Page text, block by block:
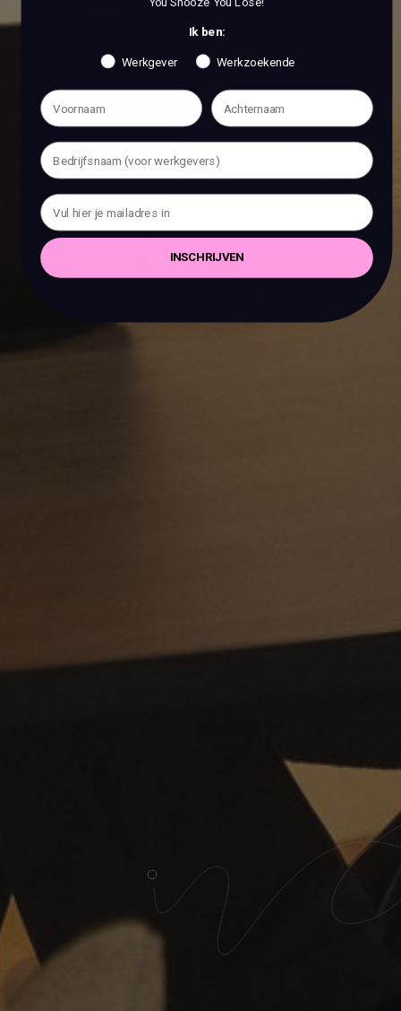
Ik ben:
Werkgever Werkzoekende
INSCHRIJVEN